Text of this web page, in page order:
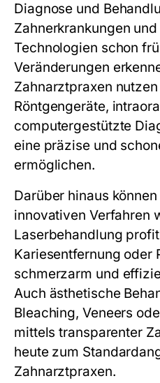
Diagnose und
Zahnerkrankungen
Technologien schon
Veränderungen
Zahnarztpraxen
Röntgengeräte,
computergestützte
eine präzise und
ermöglichen.
Darüber hinaus
innovativen Verfahren
Laserbehandlung
Kariesentfernung oder
schmerzarm und
Auch ästhetische
Bleaching, Veneers
mittels transparenter
heute zum
Zahnarztpraxen.